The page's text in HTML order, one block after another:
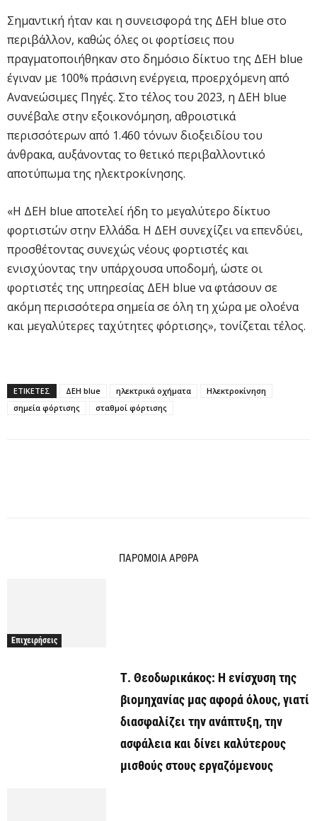
Σημαντική ήταν και η συνεισφορά της ΔΕΗ blue στο
περιβάλλον, καθώς όλες οι φορτίσεις που
πραγματοποιήθηκαν στο δημόσιο δίκτυο της ΔΕΗ blue
έγιναν με 100% πράσινη ενέργεια, προερχόμενη από
Ανανεώσιμες Πηγές. Στο τέλος του 2023, η ΔΕΗ blue
συνέβαλε στην εξοικονόμηση, αθροιστικά
περισσότερων από 1.460 τόνων διοξειδίου του
άνθρακα, αυξάνοντας το θετικό περιβαλλοντικό
αποτύπωμα της ηλεκτροκίνησης.
«Η ΔΕΗ blue αποτελεί ήδη το μεγαλύτερο δίκτυο
φορτιστών στην Ελλάδα. Η ΔΕΗ συνεχίζει να επενδύει,
προσθέτοντας συνεχώς νέους φορτιστές και
ενισχύοντας την υπάρχουσα υποδομή, ώστε οι
φορτιστές της υπηρεσίας ΔΕΗ blue να φτάσουν σε
ακόμη περισσότερα σημεία σε όλη τη χώρα με ολοένα
και μεγαλύτερες ταχύτητες φόρτισης», τονίζεται τέλος.
ΕΤΙΚΕΤΕΣ ΔΕΗ blue ηλεκτρικά οχήματα
Ηλεκτροκίνηση
σημεία φόρτισης
σταθμοί φόρτισης
ΠΑΡΟΜΟΙΑ ΑΡΘΡΑ
Επιχειρήσεις
Τ. Θεοδωρικάκος: Η ενίσχυση της
βιομηχανίας μας αφορά όλους, γιατί
διασφαλίζει την ανάπτυξη, την
ασφάλεια και δίνει καλύτερους
μισθούς στους εργαζόμενους